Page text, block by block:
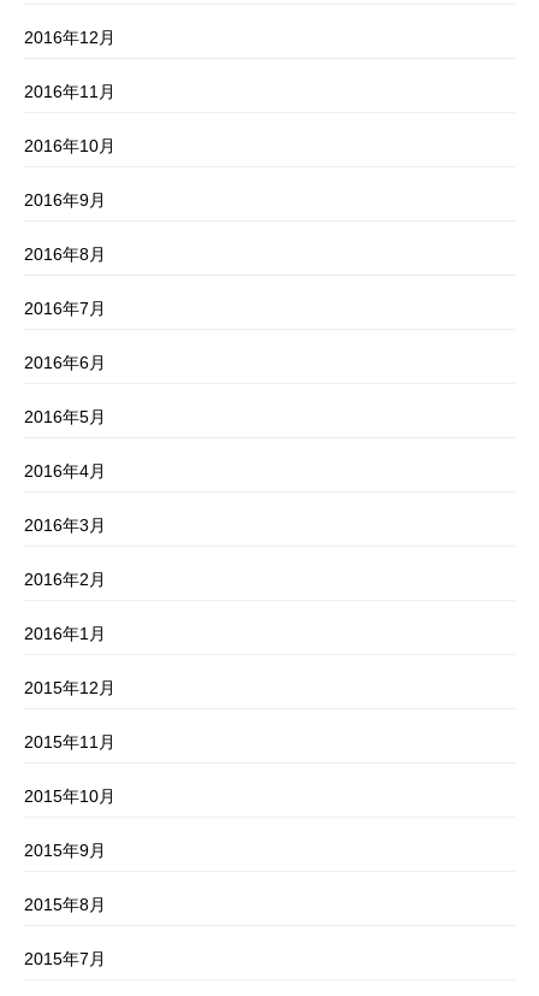
2016年12月
2016年11月
2016年10月
2016年9月
2016年8月
2016年7月
2016年6月
2016年5月
2016年4月
2016年3月
2016年2月
2016年1月
2015年12月
2015年11月
2015年10月
2015年9月
2015年8月
2015年7月